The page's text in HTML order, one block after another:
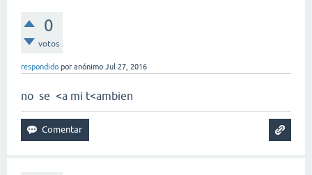
0
votos
respondido por anónimo Jul 27, 2016
no se <a mi t<ambien